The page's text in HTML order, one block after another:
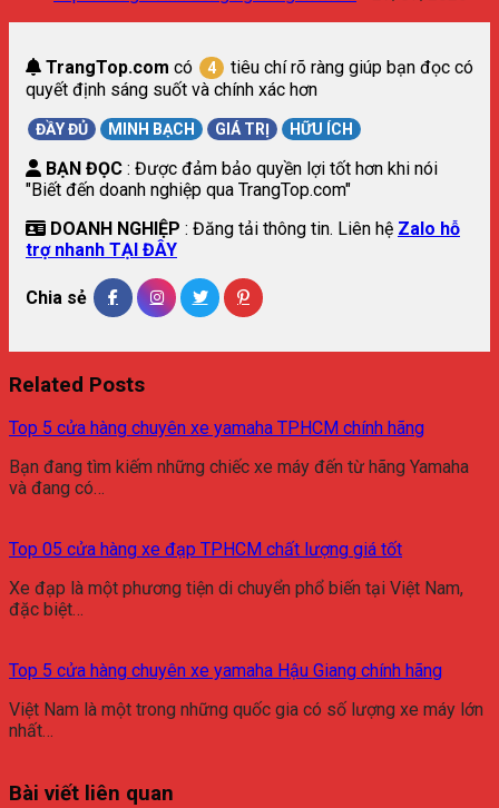
TrangTop.com có 4
tiêu chí rõ ràng giúp bạn đọc có
quyết định sáng suốt và chính xác hơn
ĐẦY ĐỦ MINH BẠCH GIÁ TRỊ HỮU ÍCH
BẠN ĐỌC : Được đảm bảo quyền lợi tốt hơn khi nói
"Biết đến doanh nghiệp qua TrangTop.com"
DOANH NGHIỆP : Đăng tải thông tin. Liên hệ Zalo hỗ
trợ nhanh TẠI ĐÂY
Chia sẻ
Related Posts
Top 5 cửa hàng chuyên xe yamaha TPHCM chính hãng
Bạn đang tìm kiếm những chiếc xe máy đến từ hãng Yamaha
và đang có…
Top 05 cửa hàng xe đạp TPHCM chất lượng giá tốt
Xe đạp là một phương tiện di chuyển phổ biến tại Việt Nam,
đặc biệt…
Top 5 cửa hàng chuyên xe yamaha Hậu Giang chính hãng
Việt Nam là một trong những quốc gia có số lượng xe máy lớn
nhất…
Bài viết liên quan